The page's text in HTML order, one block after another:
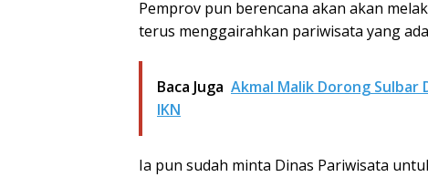
Pemprov pun berencana akan akan
terus menggairahkan pariwisata yang
Baca Juga Akmal Malik Dorong Sulbar
IKN
Ia pun sudah minta Dinas Pariwisata